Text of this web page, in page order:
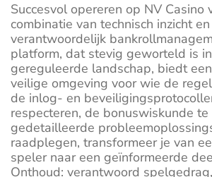
Succesvol opereren op NV Casino
combinatie van technisch inzicht en
verantwoordelijk
platform, dat stevig geworteld is
gereguleerde landschap, biedt
veilige omgeving voor wie de
de inlog- en
respecteren, de bonuswiskunde
gedetailleerde
raadplegen, transformeer je van
speler naar een geïnformeerde
Onthoud: verantwoord